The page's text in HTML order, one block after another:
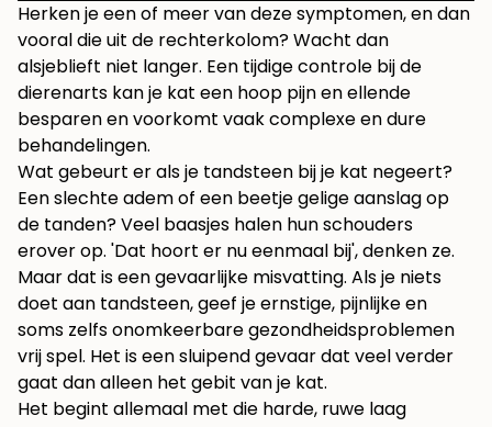
Herken je een of meer van deze symptomen, en dan
vooral die uit de rechterkolom? Wacht dan
alsjeblieft niet langer. Een tijdige controle bij de
dierenarts kan je kat een hoop pijn en ellende
besparen en voorkomt vaak complexe en dure
behandelingen.
Wat gebeurt er als je tandsteen bij je kat negeert?
Een slechte adem of een beetje gelige aanslag op
de tanden? Veel baasjes halen hun schouders
erover op. 'Dat hoort er nu eenmaal bij', denken ze.
Maar dat is een gevaarlijke misvatting. Als je niets
doet aan tandsteen, geef je ernstige, pijnlijke en
soms zelfs onomkeerbare gezondheidsproblemen
vrij spel. Het is een sluipend gevaar dat veel verder
gaat dan alleen het gebit van je kat.
Het begint allemaal met die harde, ruwe laag